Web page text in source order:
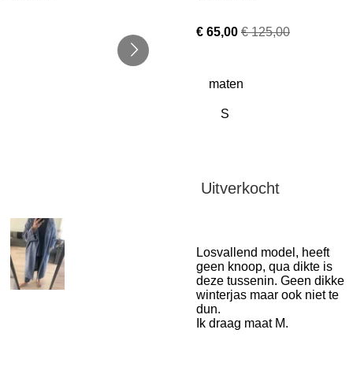
€ 65,00 € 125,00
maten
Uitverkocht
Losvallend model, heeft
geen knoop, qua dikte is
deze tussenin. Geen dikke
winterjas maar ook niet te
dun.
Ik draag maat M.